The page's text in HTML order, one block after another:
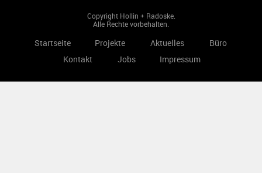
Copyright Hollin + Radoske.
Alle Rechte vorbehalten.
Startseite Projekte Aktuelles
Büro
Kontakt
Jobs Impressum